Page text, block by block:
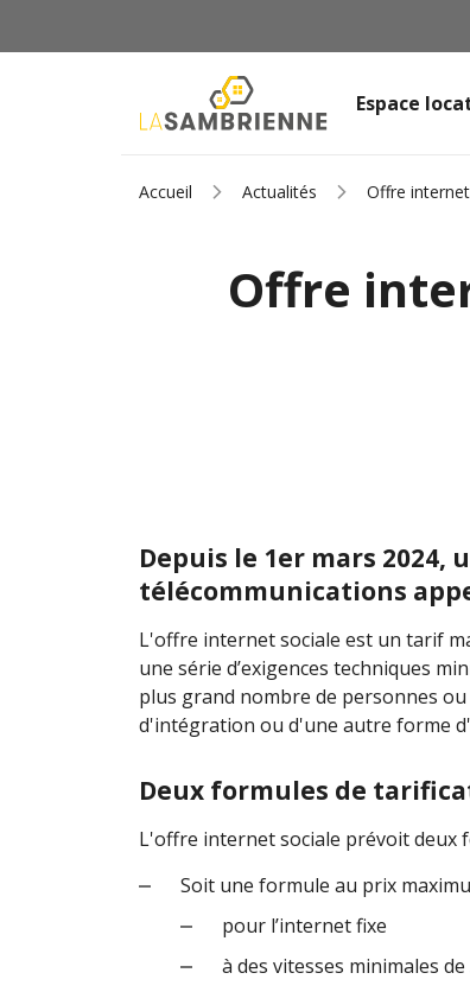
Espace
Accueil Actualités Offre
Offre
Depuis le 1er mars
télécommunications
L'offre internet sociale est un tarif
une série d’exigences techniques
plus grand nombre de personnes
d'intégration ou d'une autre forme
Deux formules de
L'offre internet sociale prévoit deux
Soit une formule au prix
pour l’internet fixe
à des vitesses minimales